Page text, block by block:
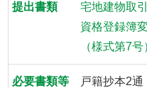
宅地建物取
資格登録簿
（様式第7
戸籍抄本2通